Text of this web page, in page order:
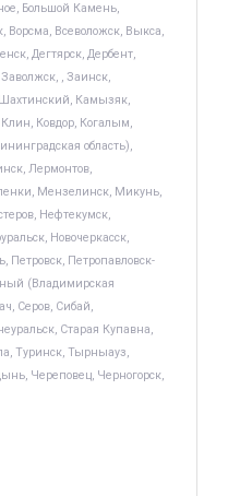
Большой Камень,
Ворсма, Всеволожск, Выкса,
Дегтярск, Дербент,
, Заинск,
Шахтинский, Камызяк,
Ковдор, Когалым,
область),
Лермонтов,
Мензелинск, Микунь,
Нефтекумск,
Новочеркасск,
Петровск, Петропавловск-
(Владимирская
Серов, Сибай,
Старая Купавна,
Туринск, Тырныауз,
Череповец, Черногорск,